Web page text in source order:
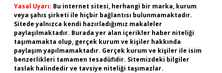
Yasal Uyarı: Bu internet sitesi, herhangi bir marka, kurum
veya şahıs şirketi ile hiçbir bağlantısı bulunmamaktadır.
Sitede yalnızca kendi hazırladığımız makaleler
paylaşılmaktadır. Burada yer alan içerikler haber niteliği
taşımamakta olup, gerçek kurum ve kişiler hakkında
paylaşım yapılmamaktadır. Gerçek kurum ve kişiler ile isim
benzerlikleri tamamen tesadüfidir. Sitemizdeki bilgiler
taslak halindedir ve tavsiye niteliği taşımazlar.